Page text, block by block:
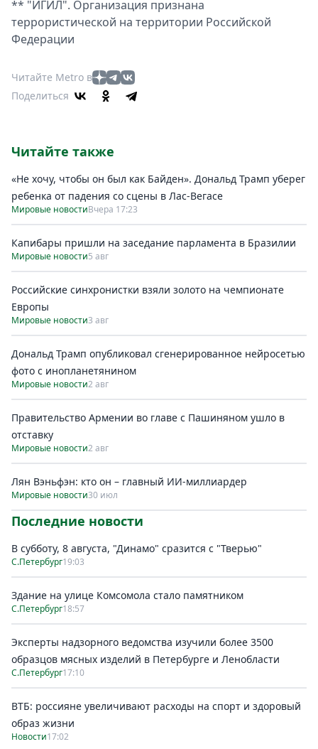
** "ИГИЛ". Организация признана
террористической на территории Российской
Федерации
Читайте Metro в
Поделиться
Читайте также
«Не хочу, чтобы он был как Байден». Дональд Трамп уберег
ребенка от падения со сцены в Лас-Вегасе
Мировые новостиВчера 17:23
Капибары пришли на заседание парламента в Бразилии
Мировые новости5 авг
Российские синхронистки взяли золото на чемпионате
Европы
Мировые новости3 авг
Дональд Трамп опубликовал сгенерированное нейросетью
фото с инопланетянином
Мировые новости2 авг
Правительство Армении во главе с Пашиняном ушло в
отставку
Мировые новости2 авг
Лян Вэньфэн: кто он – главный ИИ-миллиардер
Мировые новости30 июл
Последние новости
В субботу, 8 августа, "Динамо" сразится с "Тверью"
С.Петербург19:03
Здание на улице Комсомола стало памятником
С.Петербург18:57
Эксперты надзорного ведомства изучили более 3500
образцов мясных изделий в Петербурге и Ленобласти
С.Петербург17:10
ВТБ: россияне увеличивают расходы на спорт и здоровый
образ жизни
Новости17:02